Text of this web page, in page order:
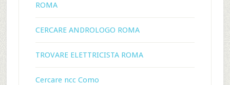
ROMA
CERCARE ANDROLOGO ROMA
TROVARE ELETTRICISTA ROMA
Cercare ncc Como